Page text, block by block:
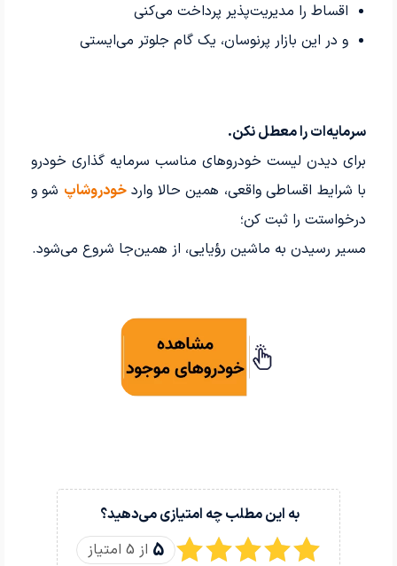
اقساط را مدیریت‌پذیر پرداخت می‌کنی
و در این بازار پرنوسان، یک گام جلوتر می‌ایستی
سرمایه‌ات را معطل نکن.
برای دیدن لیست خودروهای مناسب سرمایه گذاری خودرو
با شرایط اقساطی واقعی، همین حالا واردخودروشاپ شو و
درخواستت را ثبت کن؛
مسیر رسیدن به ماشین رؤیایی، از همین‌جا شروع می‌شود.
به این مطلب چه امتیازی می‌دهید؟
5 از 5 امتیاز